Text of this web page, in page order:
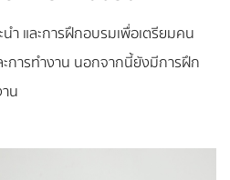
ำ และการฝึกอบรมเพื่อเตรียมคน
การทำงาน นอกจากนี้ยังมีการฝึก
น